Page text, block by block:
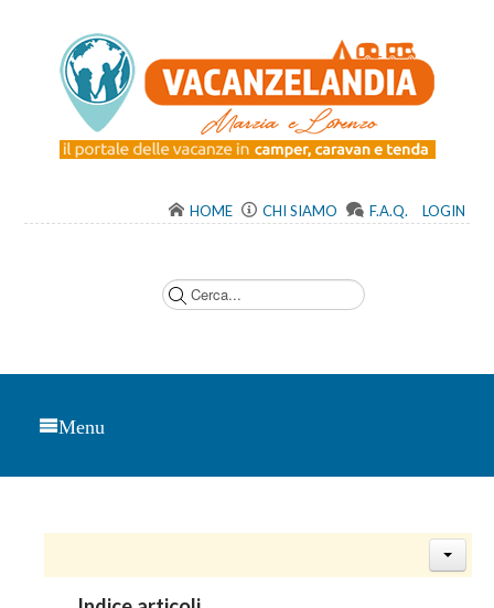
HOME CHI SIAMO F.A.Q. LOGIN
Menu